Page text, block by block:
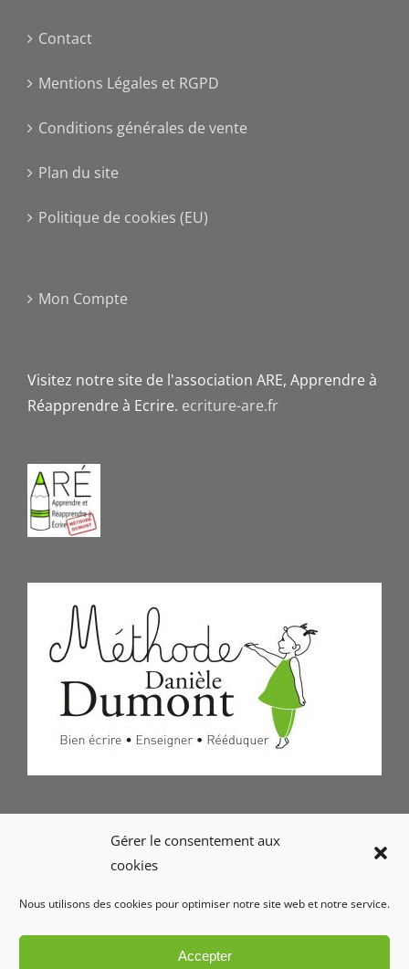
Gérer le consentement aux
cookies
Nous utilisons des cookies pour optimiser notre site web et notre service.
Accepter
Contact
Mentions Légales et RGPD
Conditions générales de vente
Plan du site
Politique de cookies (EU)
Mon Compte
Visitez notre site de l'association ARE, Apprendre à
Réapprendre à Ecrire. ecriture-are.fr
Formulaire de Contact